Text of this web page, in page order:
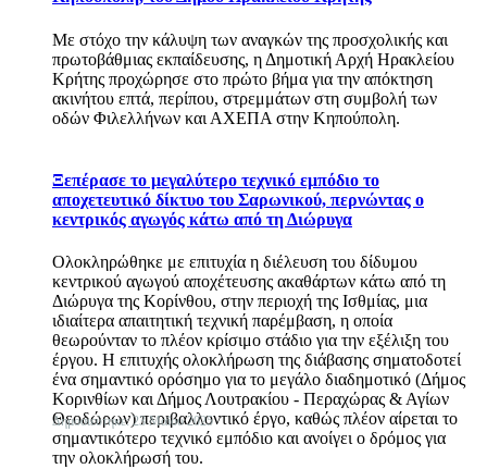
Με στόχο την κάλυψη των αναγκών της προσχολικής και
πρωτοβάθμιας εκπαίδευσης, η Δημοτική Αρχή Ηρακλείου
Κρήτης προχώρησε στο πρώτο βήμα για την απόκτηση
ακινήτου επτά, περίπου, στρεμμάτων στη συμβολή των
οδών Φιλελλήνων και ΑΧΕΠΑ στην Κηπούπολη.
Ξεπέρασε το μεγαλύτερο τεχνικό εμπόδιο το
αποχετευτικό δίκτυο του Σαρωνικού, περνώντας ο
κεντρικός αγωγός κάτω από τη Διώρυγα
Ολοκληρώθηκε με επιτυχία η διέλευση του δίδυμου
κεντρικού αγωγού αποχέτευσης ακαθάρτων κάτω από τη
Διώρυγα της Κορίνθου, στην περιοχή της Ισθμίας, μια
ιδιαίτερα απαιτητική τεχνική παρέμβαση, η οποία
θεωρούνταν το πλέον κρίσιμο στάδιο για την εξέλιξη του
έργου. Η επιτυχής ολοκλήρωση της διάβασης σηματοδοτεί
ένα σημαντικό ορόσημο για το μεγάλο διαδημοτικό (Δήμος
Κορινθίων και Δήμος Λουτρακίου - Περαχώρας & Αγίων
Θεοδώρων) περιβαλλοντικό έργο, καθώς πλέον αίρεται το
σημαντικότερο τεχνικό εμπόδιο και ανοίγει ο δρόμος για
την ολοκλήρωσή του.
Δημοσιεύτηκε: 23 Μαΐου 2025